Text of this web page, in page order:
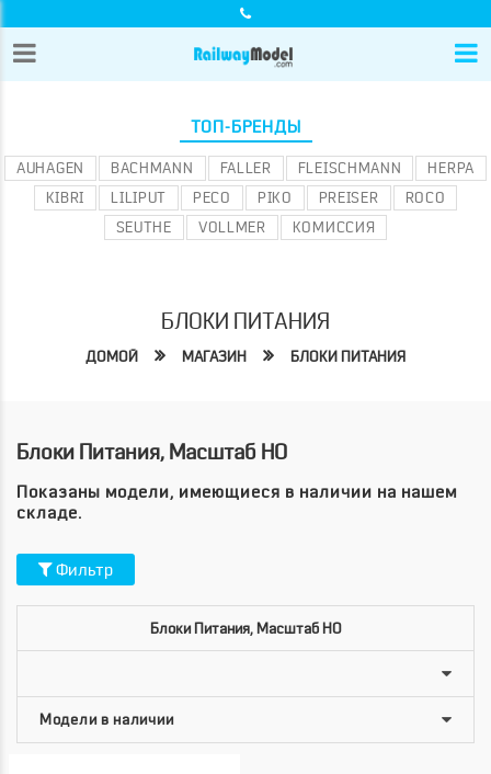
ТОП-БРЕНДЫ
AUHAGEN BACHMANN FALLER FLEISCHMANN
HERPA
KIBRI
LILIPUT PECO PIKO PREISER
ROCO
SEUTHE
VOLLMER КОМИССИЯ
БЛОКИ ПИТАНИЯ
ДОМОЙ МАГАЗИН БЛОКИ ПИТАНИЯ
Блоки Питания, Масштаб HO
Показаны модели, имеющиеся в наличии на нашем
складе.
Фильтр
Блоки Питания, Масштаб HO